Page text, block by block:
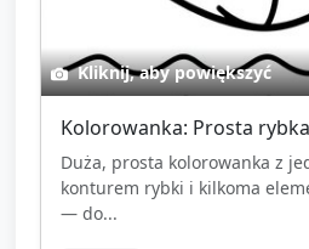
Kliknij, aby powiększyć
Kolorowanka: Prosta
Duża, prosta kolorowanka z
konturem rybki i kilkoma
— do...